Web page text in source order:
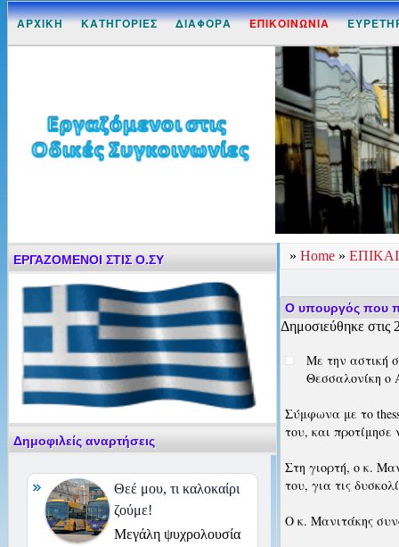
ΑΡΧΙΚΗ ΚΑΤΗΓΟΡΙΕΣ ΔΙΑΦΟΡΑ ΕΠΙΚΟΙΝΩΝΙΑ
» Home »
Ο υπουργός που
Δημοσιεύθηκε στις
Με την αστική
Θεσσαλονίκη ο
Σύμφωνα με το
του, και
Στη γιορτή, ο κ.
του, για τις
Ο κ. Μανιτάκης
ΕΡΓΑΖΟΜΕΝΟΙ ΣΤΙΣ Ο.ΣΥ
Δημοφιλείς αναρτήσεις
Θεέ μου, τι καλοκαίρι
ζούμε!
Μεγάλη ψυχρολουσία